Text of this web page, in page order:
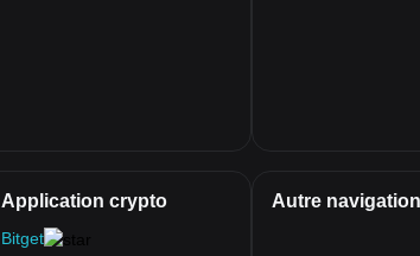
Application crypto
Bitget
Autre navigation